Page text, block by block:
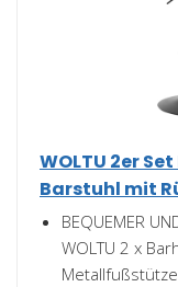
WOLTU 2er
Barstuhl mit
BEQUEMER
WOLTU 2 x